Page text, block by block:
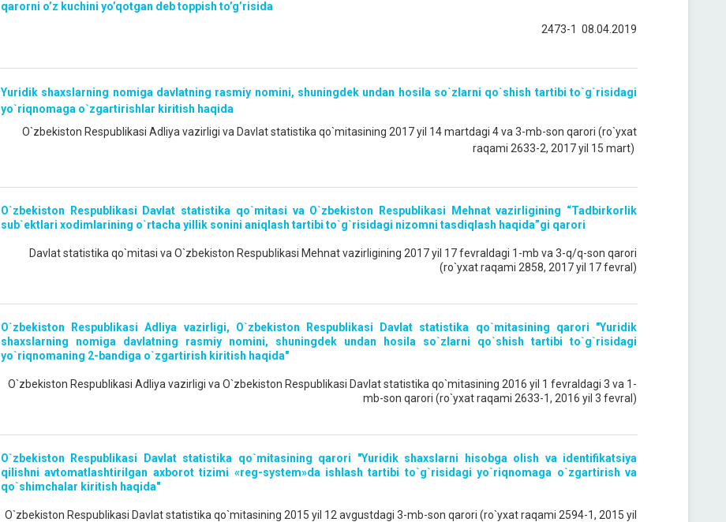
qarorni o’z kuchini yo’qotgan deb toppish to’g’risida
2473-1 08.04.2019
Yuridik shaxslarning nomiga davlatning rasmiy nomini, shuningdek undan hosila so`zlarni qo`shish tartibi to`g`risidagi
yo`riqnomaga o`zgartirishlar kiritish haqida
O`zbekiston Respublikasi Adliya vazirligi va Davlat statistika qo`mitasining 2017 yil 14 martdagi 4 va 3-mb-son qarori (ro`yxat
raqami 2633-2, 2017 yil 15 mart)
O`zbekiston Respublikasi Davlat statistika qo`mitasi va O`zbekiston Respublikasi Mehnat vazirligining “Tadbirkorlik
sub`ektlari xodimlarining o`rtacha yillik sonini aniqlash tartibi to`g`risidagi nizomni tasdiqlash haqida”gi qarori
Davlat statistika qo`mitasi va O`zbekiston Respublikasi Mehnat vazirligining 2017 yil 17 fevraldagi 1-mb va 3-q/q-son qarori
(ro`yxat raqami 2858, 2017 yil 17 fevral)
O`zbekiston Respublikasi Adliya vazirligi, O`zbekiston Respublikasi Davlat statistika qo`mitasining qarori "Yuridik
shaxslarning nomiga davlatning rasmiy nomini, shuningdek undan hosila so`zlarni qo`shish tartibi to`g`risidagi
yo`riqnomaning 2-bandiga o`zgartirish kiritish haqida"
O`zbekiston Respublikasi Adliya vazirligi va O`zbekiston Respublikasi Davlat statistika qo`mitasining 2016 yil 1 fevraldagi 3 va 1-
mb-son qarori (ro`yxat raqami 2633-1, 2016 yil 3 fevral)
O`zbekiston Respublikasi Davlat statistika qo`mitasining qarori "Yuridik shaxslarni hisobga olish va identifikatsiya
qilishni avtomatlashtirilgan axborot tizimi «reg-system»da ishlash tartibi to`g`risidagi yo`riqnomaga o`zgartirish va
qo`shimchalar kiritish haqida"
O`zbekiston Respublikasi Davlat statistika qo`mitasining 2015 yil 12 avgustdagi 3-mb-son qarori (ro`yxat raqami 2594-1, 2015 yil